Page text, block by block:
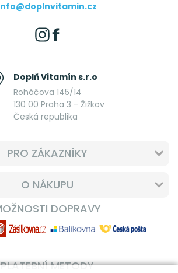
Doplň Vitamín s.r.o
Roháčova 145/14
130 00 Praha 3 - Žižkov
Česká republika
PRO ZÁKAZNÍKY
O NÁKUPU
DOPRAVY
PLATEBNÍ METODY